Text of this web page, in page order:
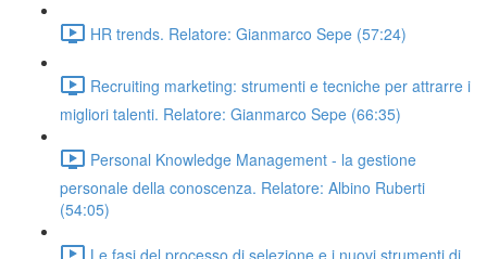
HR trends. Relatore: Gianmarco Sepe (57:24)
Recruiting marketing: strumenti e tecniche per attrarre i
migliori talenti. Relatore: Gianmarco Sepe (66:35)
Personal Knowledge Management - la gestione
personale della conoscenza. Relatore: Albino Ruberti
(54:05)
Le fasi del processo di selezione e i nuovi strumenti di